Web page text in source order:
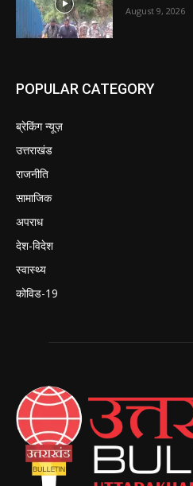
August 9, 2026
POPULAR CATEGORY
ब्रेकिंग न्यूज़
उत्तराखंड
राजनीति
सामाजिक
अपराध
देश-विदेश
स्वास्थ्य
कोविड-19